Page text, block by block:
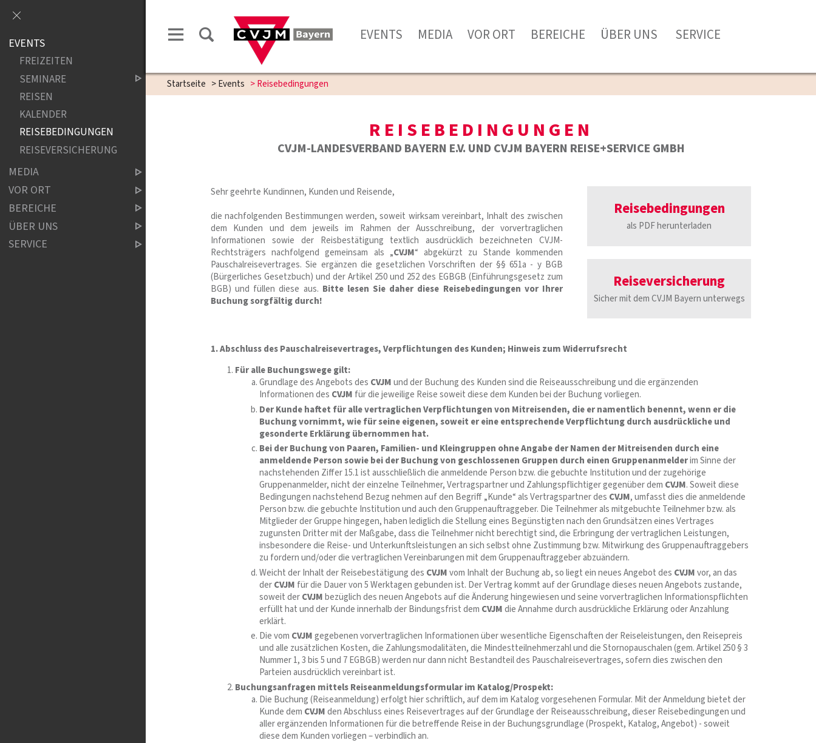
EVENTS MEDIA VOR ORT BEREICHE ÜBER UNS SERVICE
Startseite >Events >Reisebedingungen
REISEBEDINGUNGEN
CVJM-LANDESVERBAND BAYERN E.V. UND CVJM BAYERN REISE+SERVICE GMBH
Sehr geehrte Kundinnen, Kunden und Reisende,
die nachfolgenden Bestimmungen werden, soweit wirksam vereinbart, Inhalt des zwischen
dem Kunden und dem jeweils im Rahmen der Ausschreibung, der vorvertraglichen
Informationen sowie der Reisbestätigung textlich ausdrücklich bezeichneten CVJM-
Rechtsträgers nachfolgend gemeinsam als „CVJM“ abgekürzt zu Stande kommenden
Pauschalreisevertrages. Sie ergänzen die gesetzlichen Vorschriften der §§ 651a - y BGB
(Bürgerliches Gesetzbuch) und der Artikel 250 und 252 des EGBGB (Einführungsgesetz zum
BGB) und füllen diese aus. Bitte lesen Sie daher diese Reisebedingungen vor Ihrer
Buchung sorgfältig durch!
Reisebedingungen
als PDF herunterladen
Reiseversicherung
Sicher mit dem CVJM Bayern unterwegs
1. Abschluss des Pauschalreisevertrages, Verpflichtungen des Kunden; Hinweis zum Widerrufsrecht
Für alle Buchungswege gilt:
Grundlage des Angebots des CVJMund der Buchung des Kunden sind die Reiseausschreibung und die ergänzenden
Informationen des CVJM für die jeweilige Reise soweit diese dem Kunden bei der Buchung vorliegen.
Der Kunde haftet für alle vertraglichen Verpflichtungen von Mitreisenden, die er namentlich benennt, wenn er die
Buchung vornimmt, wie für seine eigenen, soweit er eine entsprechende Verpflichtung durch ausdrückliche und
gesonderte Erklärung übernommen hat.
Bei der Buchung von Paaren, Familien- und Kleingruppen ohne Angabe der Namen der Mitreisenden durch eine
anmeldende Person sowie bei der Buchung von geschlossenen Gruppen durch einen Gruppenanmelderim Sinne der
nachstehenden Ziffer 15.1 ist ausschließlich die anmeldende Person bzw. die gebuchte Institution und der zugehörige
Gruppenanmelder, nicht der einzelne Teilnehmer, Vertragspartner und Zahlungspflichtiger gegenüber dem CVJM. Soweit diese
Bedingungen nachstehend Bezug nehmen auf den Begriff „Kunde“ als Vertragspartner des CVJM, umfasst dies die anmeldende
Person bzw. die gebuchte Institution und auch den Gruppenauftraggeber. Die Teilnehmer als mitgebuchte Teilnehmer bzw. als
Mitglieder der Gruppe hingegen, haben lediglich die Stellung eines Begünstigten nach den Grundsätzen eines Vertrages
zugunsten Dritter mit der Maßgabe, dass die Teilnehmer nicht berechtigt sind, die Erbringung der vertraglichen Leistungen,
insbesondere die Reise- und Unterkunftsleistungen an sich selbst ohne Zustimmung bzw. Mitwirkung des Gruppenauftraggebers
zu fordern und/oder die vertraglichen Vereinbarungen mit dem Gruppenauftraggeber abzuändern.
Weicht der Inhalt der Reisebestätigung des CVJMvom Inhalt der Buchung ab, so liegt ein neues Angebot des CVJMvor, an das
derCVJM für die Dauer von 5 Werktagen gebunden ist. Der Vertrag kommt auf der Grundlage dieses neuen Angebots zustande,
soweit derCVJMbezüglich des neuen Angebots auf die Änderung hingewiesen und seine vorvertraglichen Informationspflichten
erfüllt hat und der Kunde innerhalb der Bindungsfrist dem CVJMdie Annahme durch ausdrückliche Erklärung oder Anzahlung
erklärt.
Die vom CVJMgegebenen vorvertraglichen Informationen über wesentliche Eigenschaften der Reiseleistungen, den Reisepreis
und alle zusätzlichen Kosten, die Zahlungsmodalitäten, die Mindestteilnehmerzahl und die Stornopauschalen (gem. Artikel 250 § 3
Nummer 1, 3 bis 5 und 7 EGBGB) werden nur dann nicht Bestandteil des Pauschalreisevertrages, sofern dies zwischen den
Parteien ausdrücklich vereinbart ist.
Buchungsanfragen mittels Reiseanmeldungsformular im Katalog/Prospekt:
Die Buchung (Reiseanmeldung) erfolgt hier schriftlich, auf dem im Katalog vorgesehenen Formular. Mit der Anmeldung bietet der
Kunde dem CVJMden Abschluss eines Reisevertrages auf der Grundlage der Reiseausschreibung, dieser Reisebedingungen und
aller ergänzenden Informationen für die betreffende Reise in der Buchungsgrundlage (Prospekt, Katalog, Angebot) - soweit
diese dem Kunden vorliegen – verbindlich an.
EVENTS
FREIZEITEN
SEMINARE
REISEN
KALENDER
REISEBEDINGUNGEN
REISEVERSICHERUNG
MEDIA
VOR ORT
BEREICHE
ÜBER UNS
SERVICE